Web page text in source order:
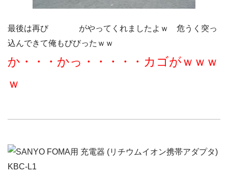
最後は再び白煙3KJ がやってくれましたよｗ 危うく突っ
込んできて俺もびびったｗｗ
か・・・かっ・・・・・カゴがｗｗｗ
ｗ